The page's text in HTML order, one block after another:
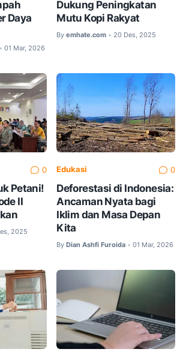
Daya
• 01 Mar, 2026
Dukung Peningkatan
Mutu Kopi Rakyat
By emhate.com • 20 Des, 2025
0
Petani!
II
2025
Edukasi 0
Deforestasi di Indonesia:
Ancaman Nyata bagi
Iklim dan Masa Depan
Kita
By Dian Ashfi Furoida • 01 Mar, 2026